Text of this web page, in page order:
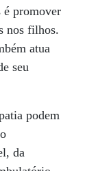
é promover
nos filhos.
atua
seu
podem
da